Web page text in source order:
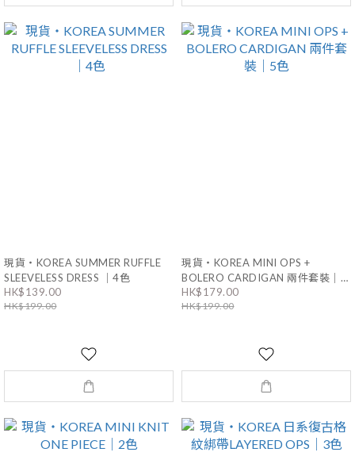
現貨・KOREA SUMMER RUFFLE
SLEEVELESS DRESS ｜4色
HK$139.00
HK$199.00
現貨・KOREA MINI OPS +
BOLERO CARDIGAN 兩件套裝｜5
色
HK$179.00
HK$199.00